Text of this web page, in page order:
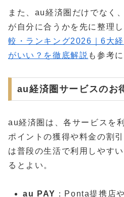
また、au経済圏だけでなく
が自分に合うかを先に整理
較・ランキング2026｜6大
がいい？を徹底解説 も参考に
au経済圏サービスのお
au経済圏は、各サービスを
ポイントの獲得や料金の割
は普段の生活で利用しやす
るとよい。
au PAY ：Ponta提携店